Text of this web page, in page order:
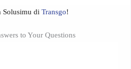
Solusimu di Transgo!
to Your Questions